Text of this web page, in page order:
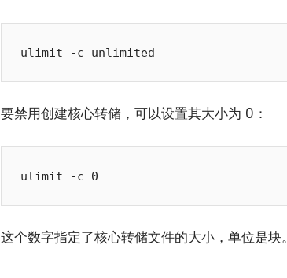
要禁用创建核心转储，可以设置其大小为 0：
这个数字指定了核心转储文件的大小，单位是块。